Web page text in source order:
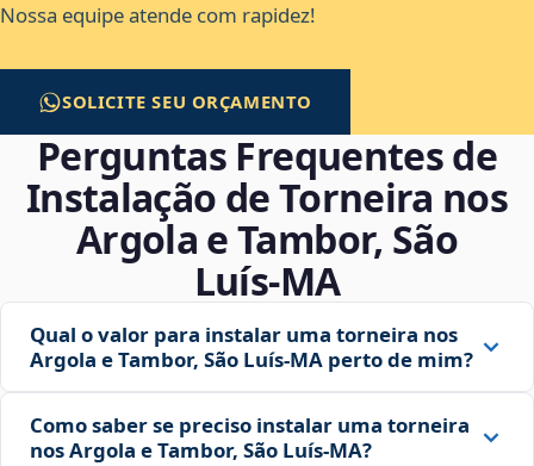
Nossa equipe atende com rapidez!
SOLICITE SEU ORÇAMENTO
Perguntas Frequentes de
Instalação de Torneira nos
Argola e Tambor, São
Luís‑MA
Qual o valor para instalar uma torneira nos
Argola e Tambor, São Luís‑MA perto de mim?
Como saber se preciso instalar uma torneira
nos Argola e Tambor, São Luís‑MA?